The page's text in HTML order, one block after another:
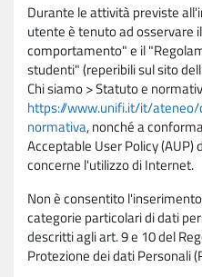
Durante le attività previste
utente è tenuto ad osservare
comportamento" e il
studenti" (reperibili sul sito
Chi siamo > Statuto e
https://www.unifi.it/it/
normativa, nonché a
Acceptable User Policy (AUP)
concerne l'utilizzo di Internet.
Non è consentito
categorie particolari di dati
descritti agli art. 9 e 10 del
Protezione dei dati Personali